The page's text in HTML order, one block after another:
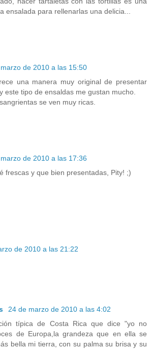
ensalada para rellenarlas una delicia...
de 2010 a las 15:50
una manera muy original de presentar
este tipo de ensaldas me gustan mucho.
se ven muy ricas.
de 2010 a las 17:36
frescas y que bien presentadas, Pity! ;)
de 2010 a las 21:22
24 de marzo de 2010 a las 4:02
típica de Costa Rica que dice "yo no
de Europa,la grandeza que en ella se
bella mi tierra, con su palma su brisa y su